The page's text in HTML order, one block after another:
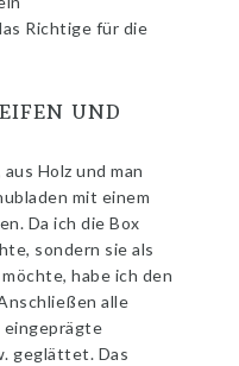
Richtige für die
UND
Holz und man
mit einem
Da ich die Box
sondern sie als
habe ich den
alle
eingeprägte
geglättet. Das